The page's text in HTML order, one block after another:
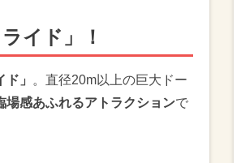
イド」！
」
。直径20m以上の巨大ドー
場感あふれるアトラクションで